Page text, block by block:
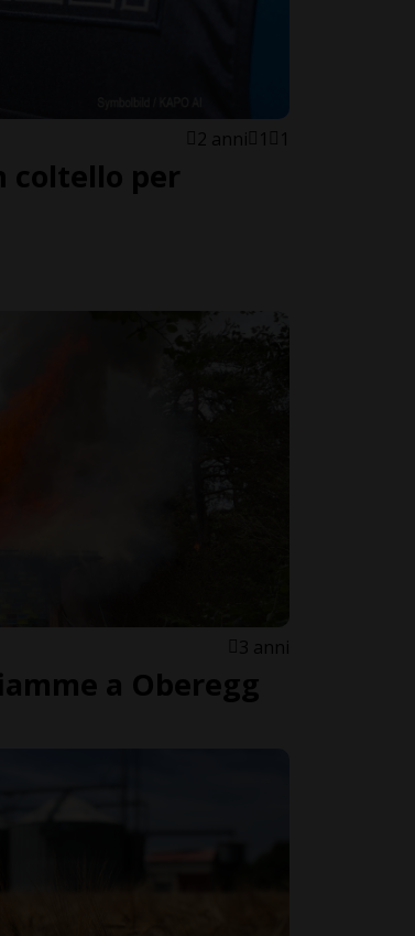
2 anni 1 1
coltello per
3 anni
a Oberegg